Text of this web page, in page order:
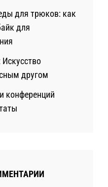
для трюков: как
для
другом
конференций